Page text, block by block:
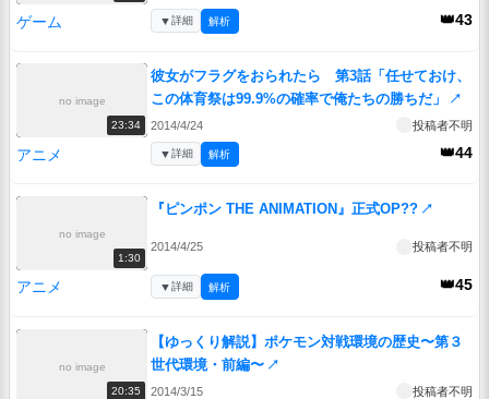
ゲーム 👑43
▼詳細 解析
no image
23:34
彼女がフラグをおられたら 第3話「任せておけ、
この体育祭は99.9%の確率で俺たちの勝ちだ」
↗
2014/4/24 投稿者不明
アニメ 👑44
▼詳細 解析
no image
1:30
『ピンポン THE ANIMATION』正式OP?? ↗
2014/4/25 投稿者不明
アニメ 👑45
▼詳細 解析
no image
20:35
【ゆっくり解説】ポケモン対戦環境の歴史〜第３
世代環境・前編〜 ↗
2014/3/15 投稿者不明